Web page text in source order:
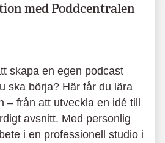
med Poddcentralen
skapa en egen podcast
ska börja? Här får du lära
– från att utveckla en idé till
avsnitt. Med personlig
i en professionell studio i